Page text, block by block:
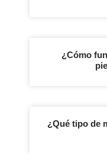
¿Cómo
¿Qué tipo de